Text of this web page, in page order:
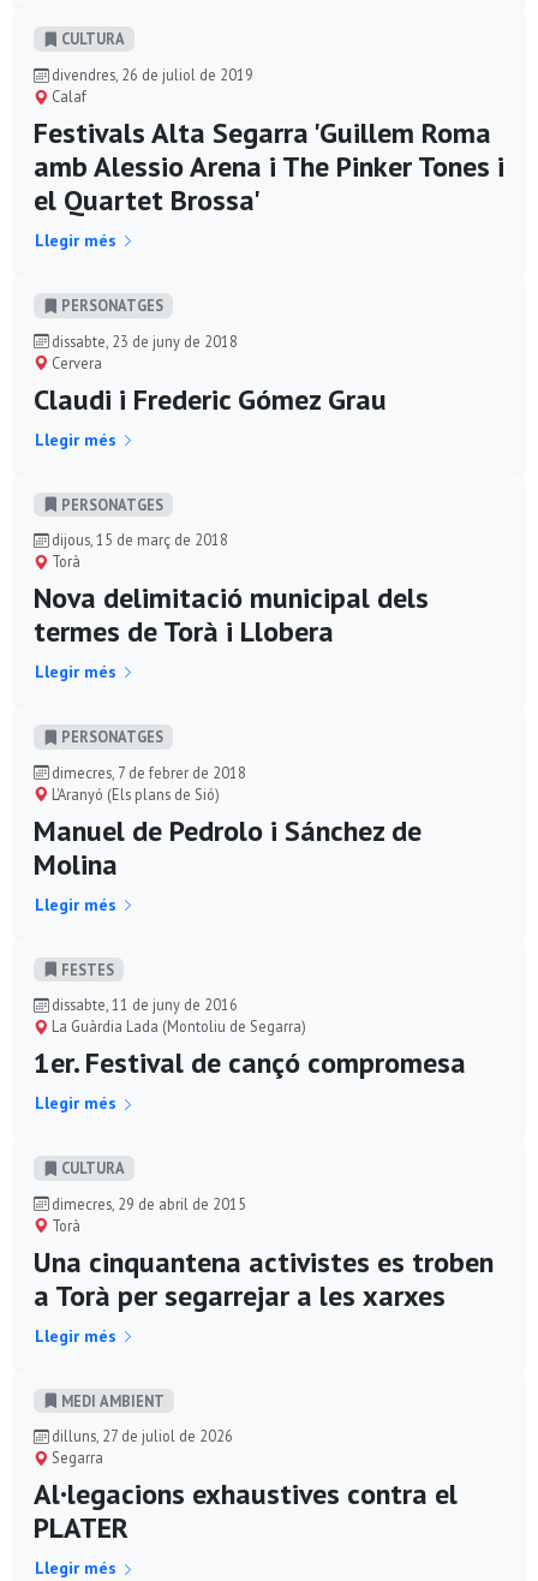
CULTURA
divendres, 26 de juliol de 2019
Calaf
Festivals Alta Segarra 'Guillem Roma
amb Alessio Arena i The Pinker Tones i
el Quartet Brossa'
Llegir més
PERSONATGES
dissabte, 23 de juny de 2018
Cervera
Claudi i Frederic Gómez Grau
Llegir més
PERSONATGES
dijous, 15 de març de 2018
Torà
Nova delimitació municipal dels
termes de Torà i Llobera
Llegir més
PERSONATGES
dimecres, 7 de febrer de 2018
L'Aranyó (Els plans de Sió)
Manuel de Pedrolo i Sánchez de
Molina
Llegir més
FESTES
dissabte, 11 de juny de 2016
La Guàrdia Lada (Montoliu de Segarra)
1er. Festival de cançó compromesa
Llegir més
CULTURA
dimecres, 29 de abril de 2015
Torà
Una cinquantena activistes es troben
a Torà per segarrejar a les xarxes
Llegir més
MEDI AMBIENT
dilluns, 27 de juliol de 2026
Segarra
Al·legacions exhaustives contra el
PLATER
Llegir més